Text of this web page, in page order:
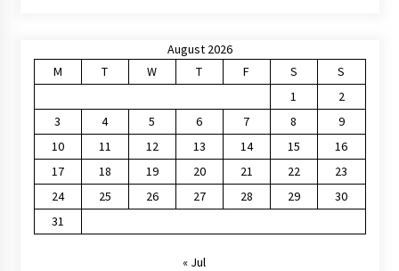
August 2026
M
T W T F S
S
1
2
3
4 5 6 7 8
9
10
11 12 13 14 15
16
17
18 19 20 21 22
23
24
25 26 27 28 29
30
31
« Jul